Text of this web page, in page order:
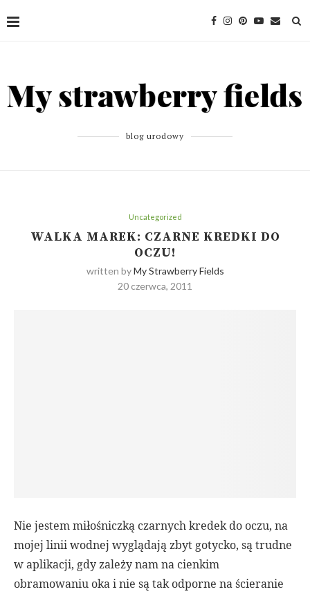
blog urodowy
Uncategorized
WALKA MAREK: CZARNE KREDKI DO
OCZU!
written byMy Strawberry Fields
20 czerwca, 2011
Nie jestem miłośniczką czarnych kredek do oczu, na
mojej linii wodnej wyglądają zbyt gotycko, są trudne
w aplikacji, gdy zależy nam na cienkim
obramowaniu oka i nie są tak odporne na ścieranie